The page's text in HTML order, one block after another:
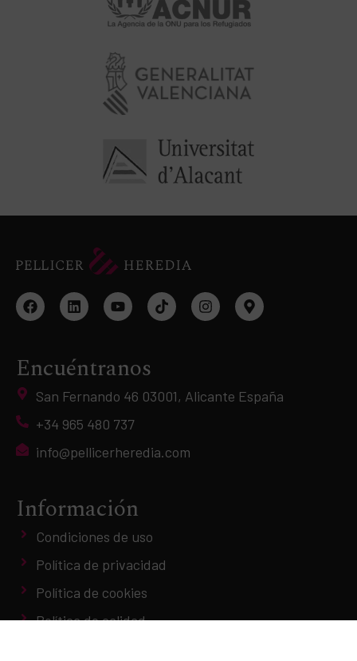
Encuéntranos
San Fernando 46 03001, Alicante España
+34 965 480 737
info@pellicerheredia.com
Información
Condiciones de uso
Política de privacidad
Política de cookies
Política de calidad